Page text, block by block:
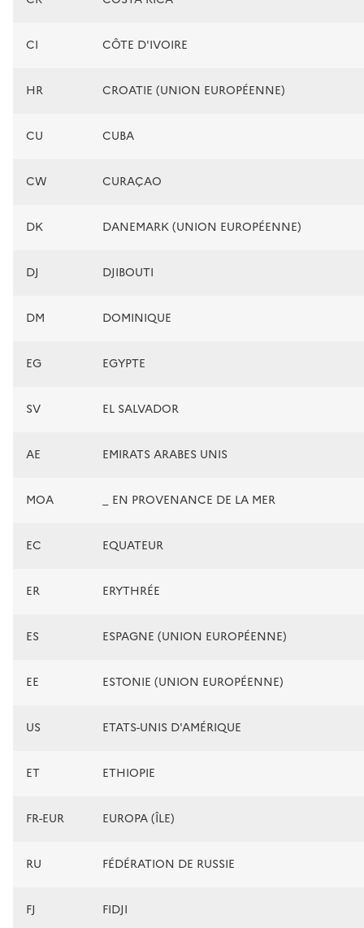
CI CÔTE D'IVOIRE
HR CROATIE (UNION EUROPÉENNE)
CU CUBA
CW CURAÇAO
DK DANEMARK (UNION EUROPÉENNE)
DJ DJIBOUTI
DM DOMINIQUE
EG EGYPTE
SV EL SALVADOR
AE EMIRATS ARABES UNIS
MOA _ EN PROVENANCE DE LA MER
EC EQUATEUR
ER ERYTHRÉE
ES ESPAGNE (UNION EUROPÉENNE)
EE ESTONIE (UNION EUROPÉENNE)
US ETATS-UNIS D'AMÉRIQUE
ET ETHIOPIE
FR-EUR EUROPA (ÎLE)
RU FÉDÉRATION DE RUSSIE
FJ FIDJI